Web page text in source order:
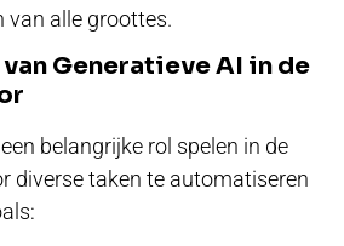
van alle groottes.
Generatieve AI in de
belangrijke rol spelen in de
diverse taken te automatiseren